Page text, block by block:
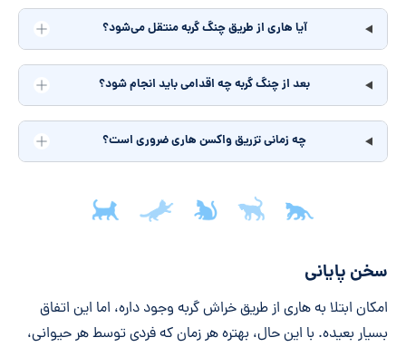
آیا هاری از طریق چنگ گربه منتقل می‌شود؟
بعد از چنگ گربه چه اقدامی باید انجام شود؟
چه زمانی تزریق واکسن هاری ضروری است؟
جمع‌بندی مقاله
سخن پایانی
امکان ابتلا به هاری از طریق خراش گربه وجود داره، اما این اتفاق
بسیار بعیده. با این حال، بهتره هر زمان که فردی توسط هر حیوانی،